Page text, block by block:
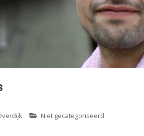
Niet gecategoriseerd